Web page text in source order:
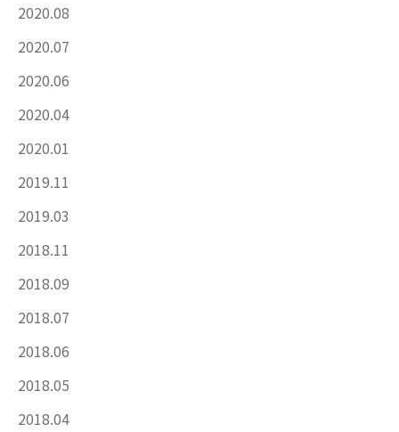
2020.08
2020.07
2020.06
2020.04
2020.01
2019.11
2019.03
2018.11
2018.09
2018.07
2018.06
2018.05
2018.04